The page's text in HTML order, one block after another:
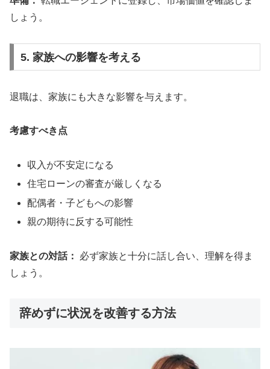
しょう。
5. 家族への影響を考える
退職は、家族にも大きな影響を与えます。
考慮すべき点
収入が不安定になる
住宅ローンの審査が厳しくなる
配偶者・子どもへの影響
親の期待に反する可能性
家族との対話：
必ず家族と十分に話し合い、理解を得ま
しょう。
辞めずに状況を改善する方法